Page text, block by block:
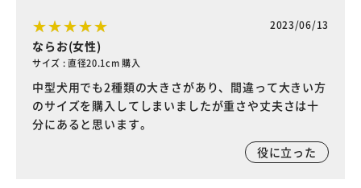
2023/06/13
ならお(女性)
サイズ : 直径20.1cm 購入
中型犬用でも2種類の大きさがあり、間違って大きい方
のサイズを購入してしまいましたが重さや丈夫さは十
分にあると思います。
役に立った